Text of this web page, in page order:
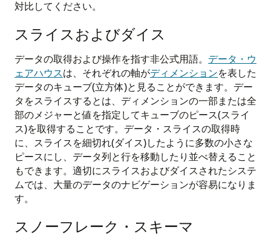
対比してください。
スライスおよびダイス
データの取得および操作を指す非公式用語。 データ・ウ
ェアハウスは、それぞれの軸がディメンションを表した
データのキューブ(立方体)と見ることができます。デー
タをスライスするとは、ディメンションの一部または全
部のメジャーと値を指定してキューブのピース(スライ
ス)を取得することです。データ・スライスの取得時
に、スライスを細切れ(ダイス)したように多数の小さな
ピースにし、データ列と行を移動したり並べ替えること
もできます。適切にスライスおよびダイスされたシステ
ムでは、大量のデータのナビゲーションが容易になりま
す。
スノーフレーク・スキーマ